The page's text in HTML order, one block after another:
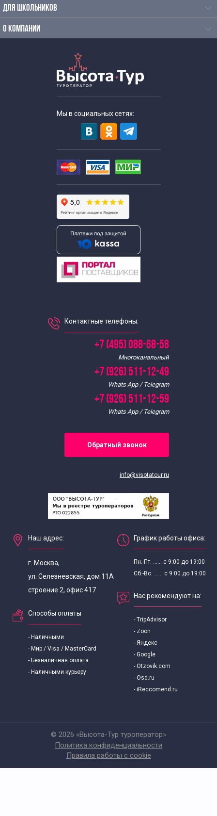
ДЛЯ ШКОЛЬНИКОВ
О КОМПАНИИ
Мы в социальных сетях:
Контактные телефоны:
+7 (495) 088-68-58
Многоканальный
+7 (926) 511-12-49
Whats App / Telegram
+7 (926) 511-12-59
Whats App / Telegram
Обратный звонок
info@visotatour.ru
Наш адрес:
г. Москва,
ул. Селезневская, дом 11А
строение 2, офис 417
Способы оплаты
- Наличными
- Мир / Visa / MasterCard
- Безналичная оплата
- Наличными курьеру
График работы офиса:
Пн.-Пт. ...... с 9:00 до 19:00
Сб.-Вс. ...... с 9:00 до 19:00
Нас рекомендуют на:
- TripAdvisor
- Zoon
- Яндекс
- Google
- Otzovik.com
- Osd.ru
- iReccomend.ru
© 2026 «Высота-Тур туроператор»
Политика конфиденциальности
Правила работы с cookie